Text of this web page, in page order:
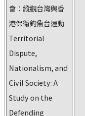
會：縱觀台灣與香
港保衛釣魚台運動
Territorial
Dispute,
Nationalism, and
Civil Society: A
Study on the
Defending